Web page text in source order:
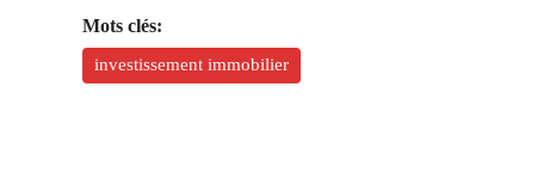
Mots clés:
investissement immobilier